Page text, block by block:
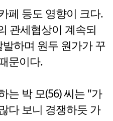
페 등도 영향이 크다.
관세협상이 계속되
하며 원두 원가가 꾸
문이다.
는 박 모(56) 씨는 "가
다 보니 경쟁하듯 가